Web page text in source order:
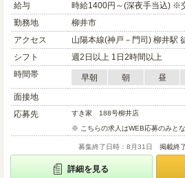
給与
時給1400円～(深夜手当込) ※
勤務地
柳井市
アクセス
山陽本線(神戸－門司) 柳井駅
シフト
週2日以上 1日2時間以上
時間帯
早朝 朝 昼
面接地
応募先
すき家 188号柳井店
※ こちらの求人はWEB応募のみと
募集終了日時：8月31日 掲載終
詳細を見る